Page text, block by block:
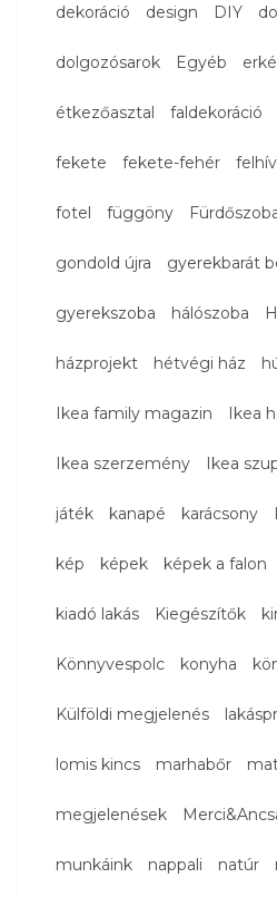
dekoráció design DIY
dolgozósarok Egyéb
étkezőasztal faldekoráció
fekete fekete-fehér
fotel függöny
gondold újra gyerekbarát
gyerekszoba hálószoba
házprojekt hétvégi ház
Ikea family magazin Ikea
Ikea szerzemény Ikea
játék kanapé karácsony
kép képek képek a falon
kiadó lakás Kiegészítők
Könnyvespolc konyha
Külföldi megjelenés
lomis kincs marhabőr
megjelenések
munkáink nappali natúr